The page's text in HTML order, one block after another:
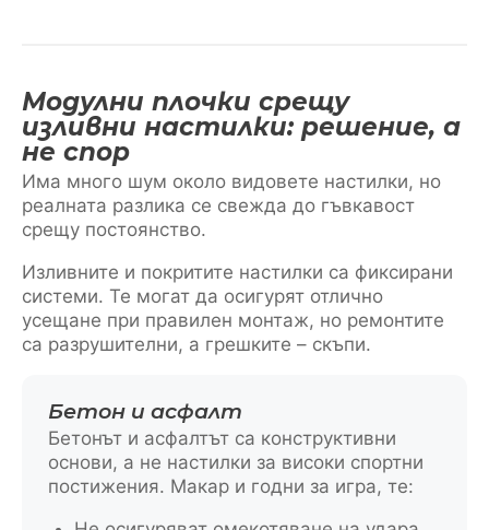
Модулни плочки срещу
изливни настилки: решение, а
не спор
Има много шум около видовете настилки, но
реалната разлика се свежда до гъвкавост
срещу постоянство.
Изливните и покритите настилки са фиксирани
системи. Те могат да осигурят отлично
усещане при правилен монтаж, но ремонтите
са разрушителни, а грешките – скъпи.
Бетон и асфалт
Бетонът и асфалтът са конструктивни
основи, а не настилки за високи спортни
постижения. Макар и годни за игра, те: